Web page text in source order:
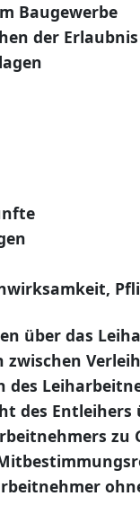
Baugewerbe
der Erlaubnis
über das
zwischen
des
des Entleihers